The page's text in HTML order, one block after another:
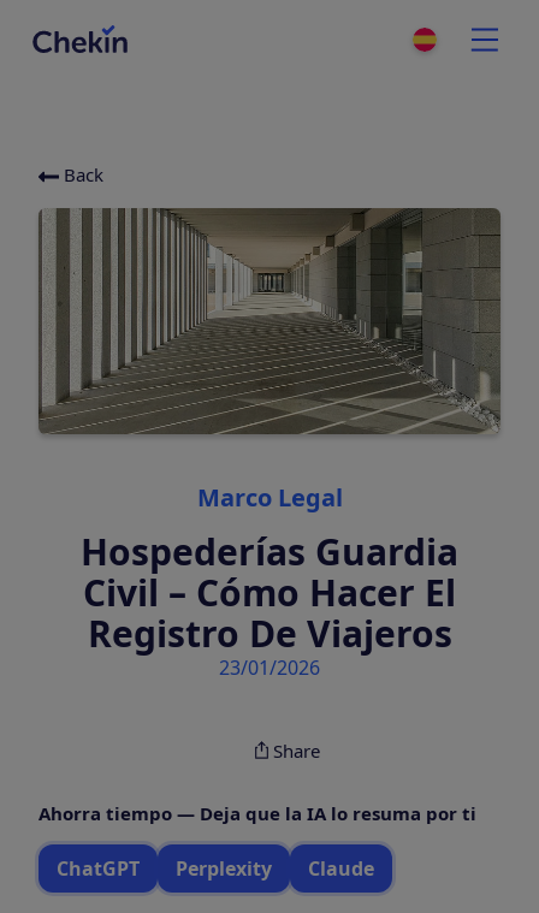
Back
Marco Legal
Hospederías Guardia
Civil – Cómo Hacer El
Registro De Viajeros
23/01/2026
Share
Ahorra tiempo — Deja que la IA lo resuma por ti
ChatGPT Perplexity Claude